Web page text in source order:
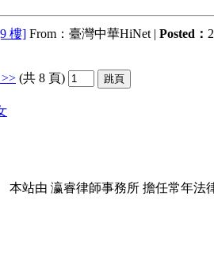
樓] From：臺灣中華HiNet | Posted：
>> (共 8 頁)
本站由 瀛睿律師事務所 擔任常年法